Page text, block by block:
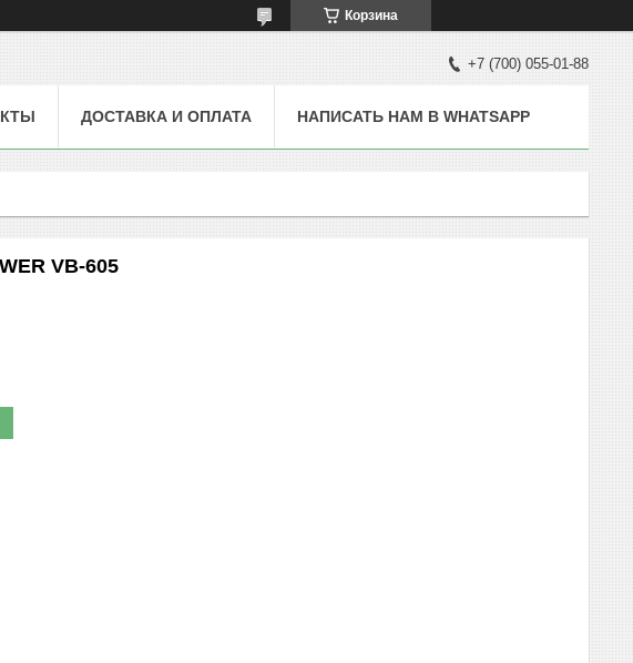
Корзина
+7 (700) 055-01-88
ДОСТАВКА И ОПЛАТА НАПИСАТЬ НАМ В WHATSAPP
VB-605